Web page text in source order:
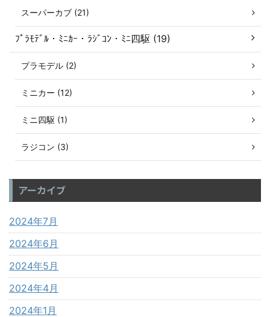
スーパーカブ (21)
ﾌﾟﾗﾓﾃﾞﾙ・ﾐﾆｶｰ・ﾗｼﾞｺﾝ・ﾐﾆ四駆 (19)
プラモデル (2)
ミニカー (12)
ミニ四駆 (1)
ラジコン (3)
アーカイブ
2024年7月
2024年6月
2024年5月
2024年4月
2024年1月